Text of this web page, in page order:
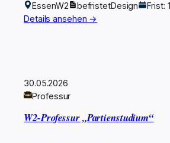
EssenW2 befristetDesign
Frist:
Details ansehen →
30.05.2026
Professur
W2-Professur „Partienstudium“